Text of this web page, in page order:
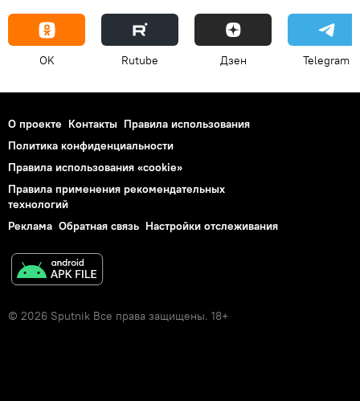
OK Rutube Дзен Telegram
О проекте Контакты Правила использования
Политика конфиденциальности
Правила использования «cookie»
Правила применения рекомендательных
технологий
Реклама Обратная связь Настройки отслеживания
© 2026 Sputnik Все права защищены. 18+